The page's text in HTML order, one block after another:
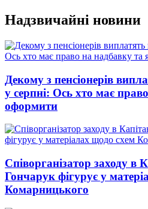
Перейти
до
вмісту
Надзвичайні новини
Декому з пенсіонерів
у серпні: Ось хто має
оформити
Співорганізатор заходу в
Гончарук фігурує у
Комарницького